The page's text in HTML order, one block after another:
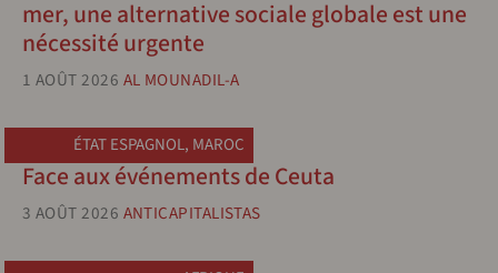
mer, une alternative sociale globale est une
nécessité urgente
1 AOÛT 2026 AL MOUNADIL-A
ÉTAT ESPAGNOL, MAROC
Face aux événements de Ceuta
3 AOÛT 2026 ANTICAPITALISTAS